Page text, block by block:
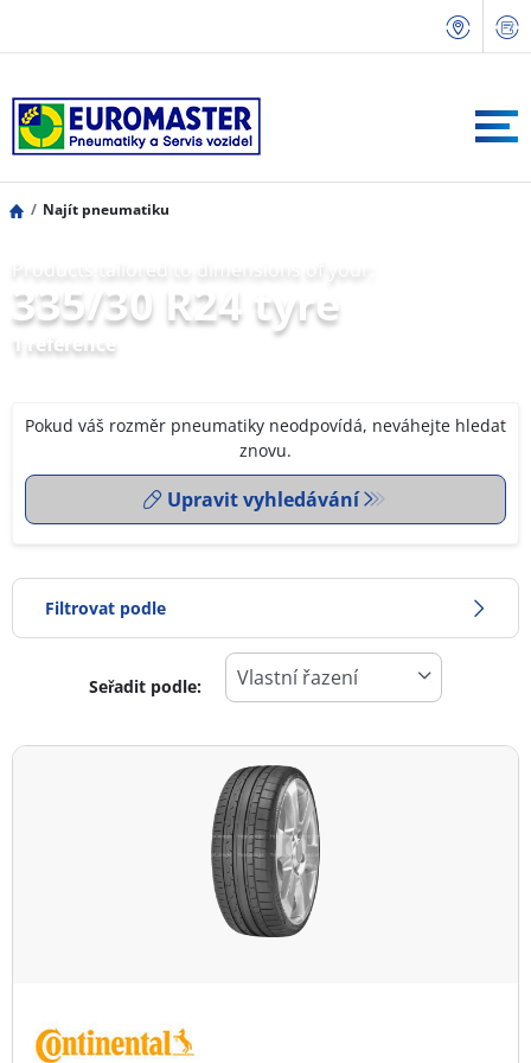
Najít pneumatiku
335/30 R24 tyre
1 reference
Pokud váš rozměr pneumatiky neodpovídá, neváhejte hledat
znovu.
Upravit vyhledávání
Filtrovat podle
Všechny typy (1)
Typ vozidla
Seřadit podle: